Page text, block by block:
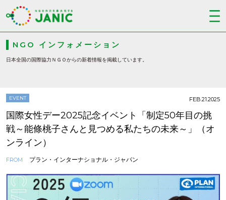
NGO インフォメーション
日本全国の国際協力ＮＧＯからの新着情報を掲載しています。
EVENT
国際女性デー2025記念イベント「制定50年目の挑
戦～能條桃子さんと見つめる私たちの未来～」（オ
ンライン）
FROM プラン・インターナショナル・ジャパン
FEB.21.2025